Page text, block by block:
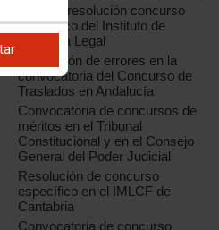
Aragón: resolución concurso
específico del Instituto de
Medicina Legal
Corrección de errores en la
convocatoria del Concurso de
Traslados en Andalucía
Convocatoria de concursos de
méritos en el Tribunal
Constitucional y en el Consejo
General del Poder Judicial
Resolución de concurso
específico en el IMLCF de
Cantabria
Convocatoria de concurso